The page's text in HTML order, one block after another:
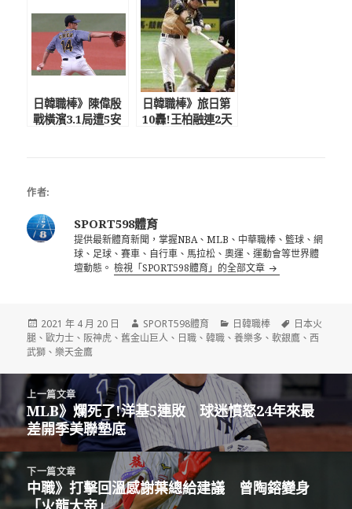
用小小聲音大大感
謝日本
日韓職棒》陳偉殷
戰橫濱3.1局遭5安
日韓職棒》旅日第
10轟!王柏融連2天
作者:
SPORT598體育
提供最新體育新聞，掌握NBA、MLB、中華職棒、籃球、網
球、足球、賽車、自行車、馬拉松、奧運、運動會等世界體
壇動態。檢視「SPORT598體育」的全部文章
發
佈
日
2021 年 4 月 20 日
作
者
SPORT598體育
分
類
日韓職棒
標
籤
日本火
腿 、歐力士 、 阪神虎 、舊金山巨人 、 日職 、韓職 、養樂多 、軟銀鷹 、西
武獅 、樂天金鷹
章
導
覽
上一篇文章
上
一
篇
文
章:
MLB》爛死了!洋基5連敗 球迷憤怒24年來最
差開季美聯墊底
下一篇文章
下
中職》打擊回溫感謝葉總給建議 曾陶鎔變身